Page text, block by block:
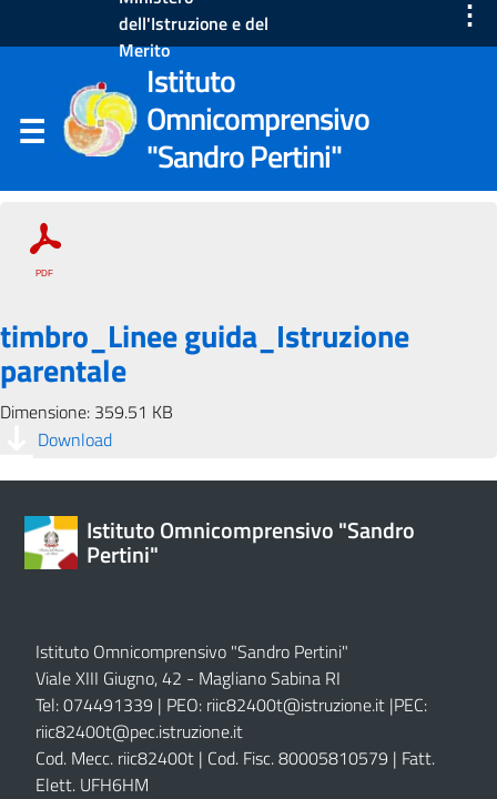
dell'Istruzione e del
Merito
⋮
Istituto
Omnicomprensivo
"Sandro Pertini"
timbro_Linee guida_Istruzione
parentale
Dimensione: 359.51 KB
Download
Istituto Omnicomprensivo "Sandro
Pertini"
Istituto Omnicomprensivo "Sandro Pertini"
Viale XIII Giugno, 42 - Magliano Sabina RI
Tel: 074491339 | PEO: riic82400t@istruzione.it |PEC:
riic82400t@pec.istruzione.it
Cod. Mecc. riic82400t | Cod. Fisc. 80005810579 | Fatt.
Elett. UFH6HM